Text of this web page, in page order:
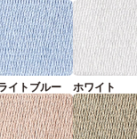
イトブルー ホワイト